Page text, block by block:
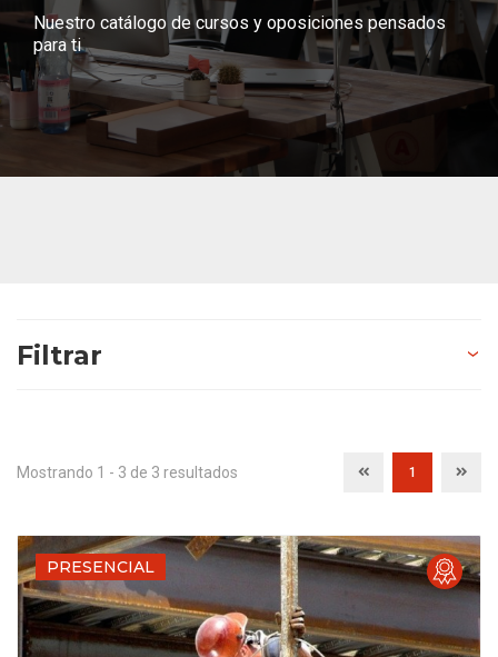
Nuestro catálogo de cursos y oposiciones pensados
para ti
Filtrar
Tipo
Con Certificado de Profesionalidad
Modalidad
Presencial
Mostrando 1 - 3 de 3 resultados 1
PRESENCIAL